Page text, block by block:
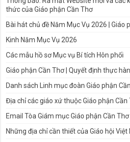
thức của Giáo phận Cần Thơ
Bài hát chủ đề Năm Mục Vụ 2026 | Giáo
Kinh Năm Mục Vụ 2026
Các mẫu hồ sơ Mục vụ Bí tích Hôn phối
Giáo phận Cần Thơ | Quyết định thực
Danh sách Linh mục đoàn Giáo phận
Địa chỉ các giáo xứ thuộc Giáo phận Cần
Email Tòa Giám mục Giáo phận Cần Thơ
Những địa chỉ cần thiết của Giáo hội Việt